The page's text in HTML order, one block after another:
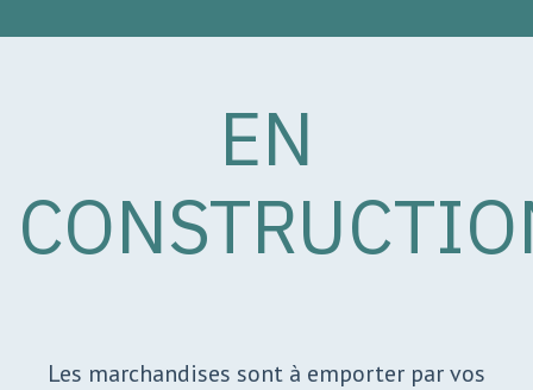
EN
Les marchandises sont à emporter par vos